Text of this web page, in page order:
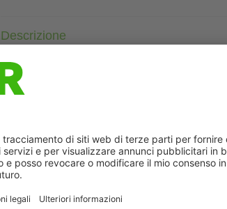
Descrizione
⚠ AVVISO IMPORTANTE ⚠
IL PRODOTTO È STATO DISMESSO. PRENDERE IN
Custodie plastica con buona resistenza contro agenti chimici e oli
La resistenza agli agenti aggressivi deve essere testata per la
Altre lunghezze secondo disponibilità.